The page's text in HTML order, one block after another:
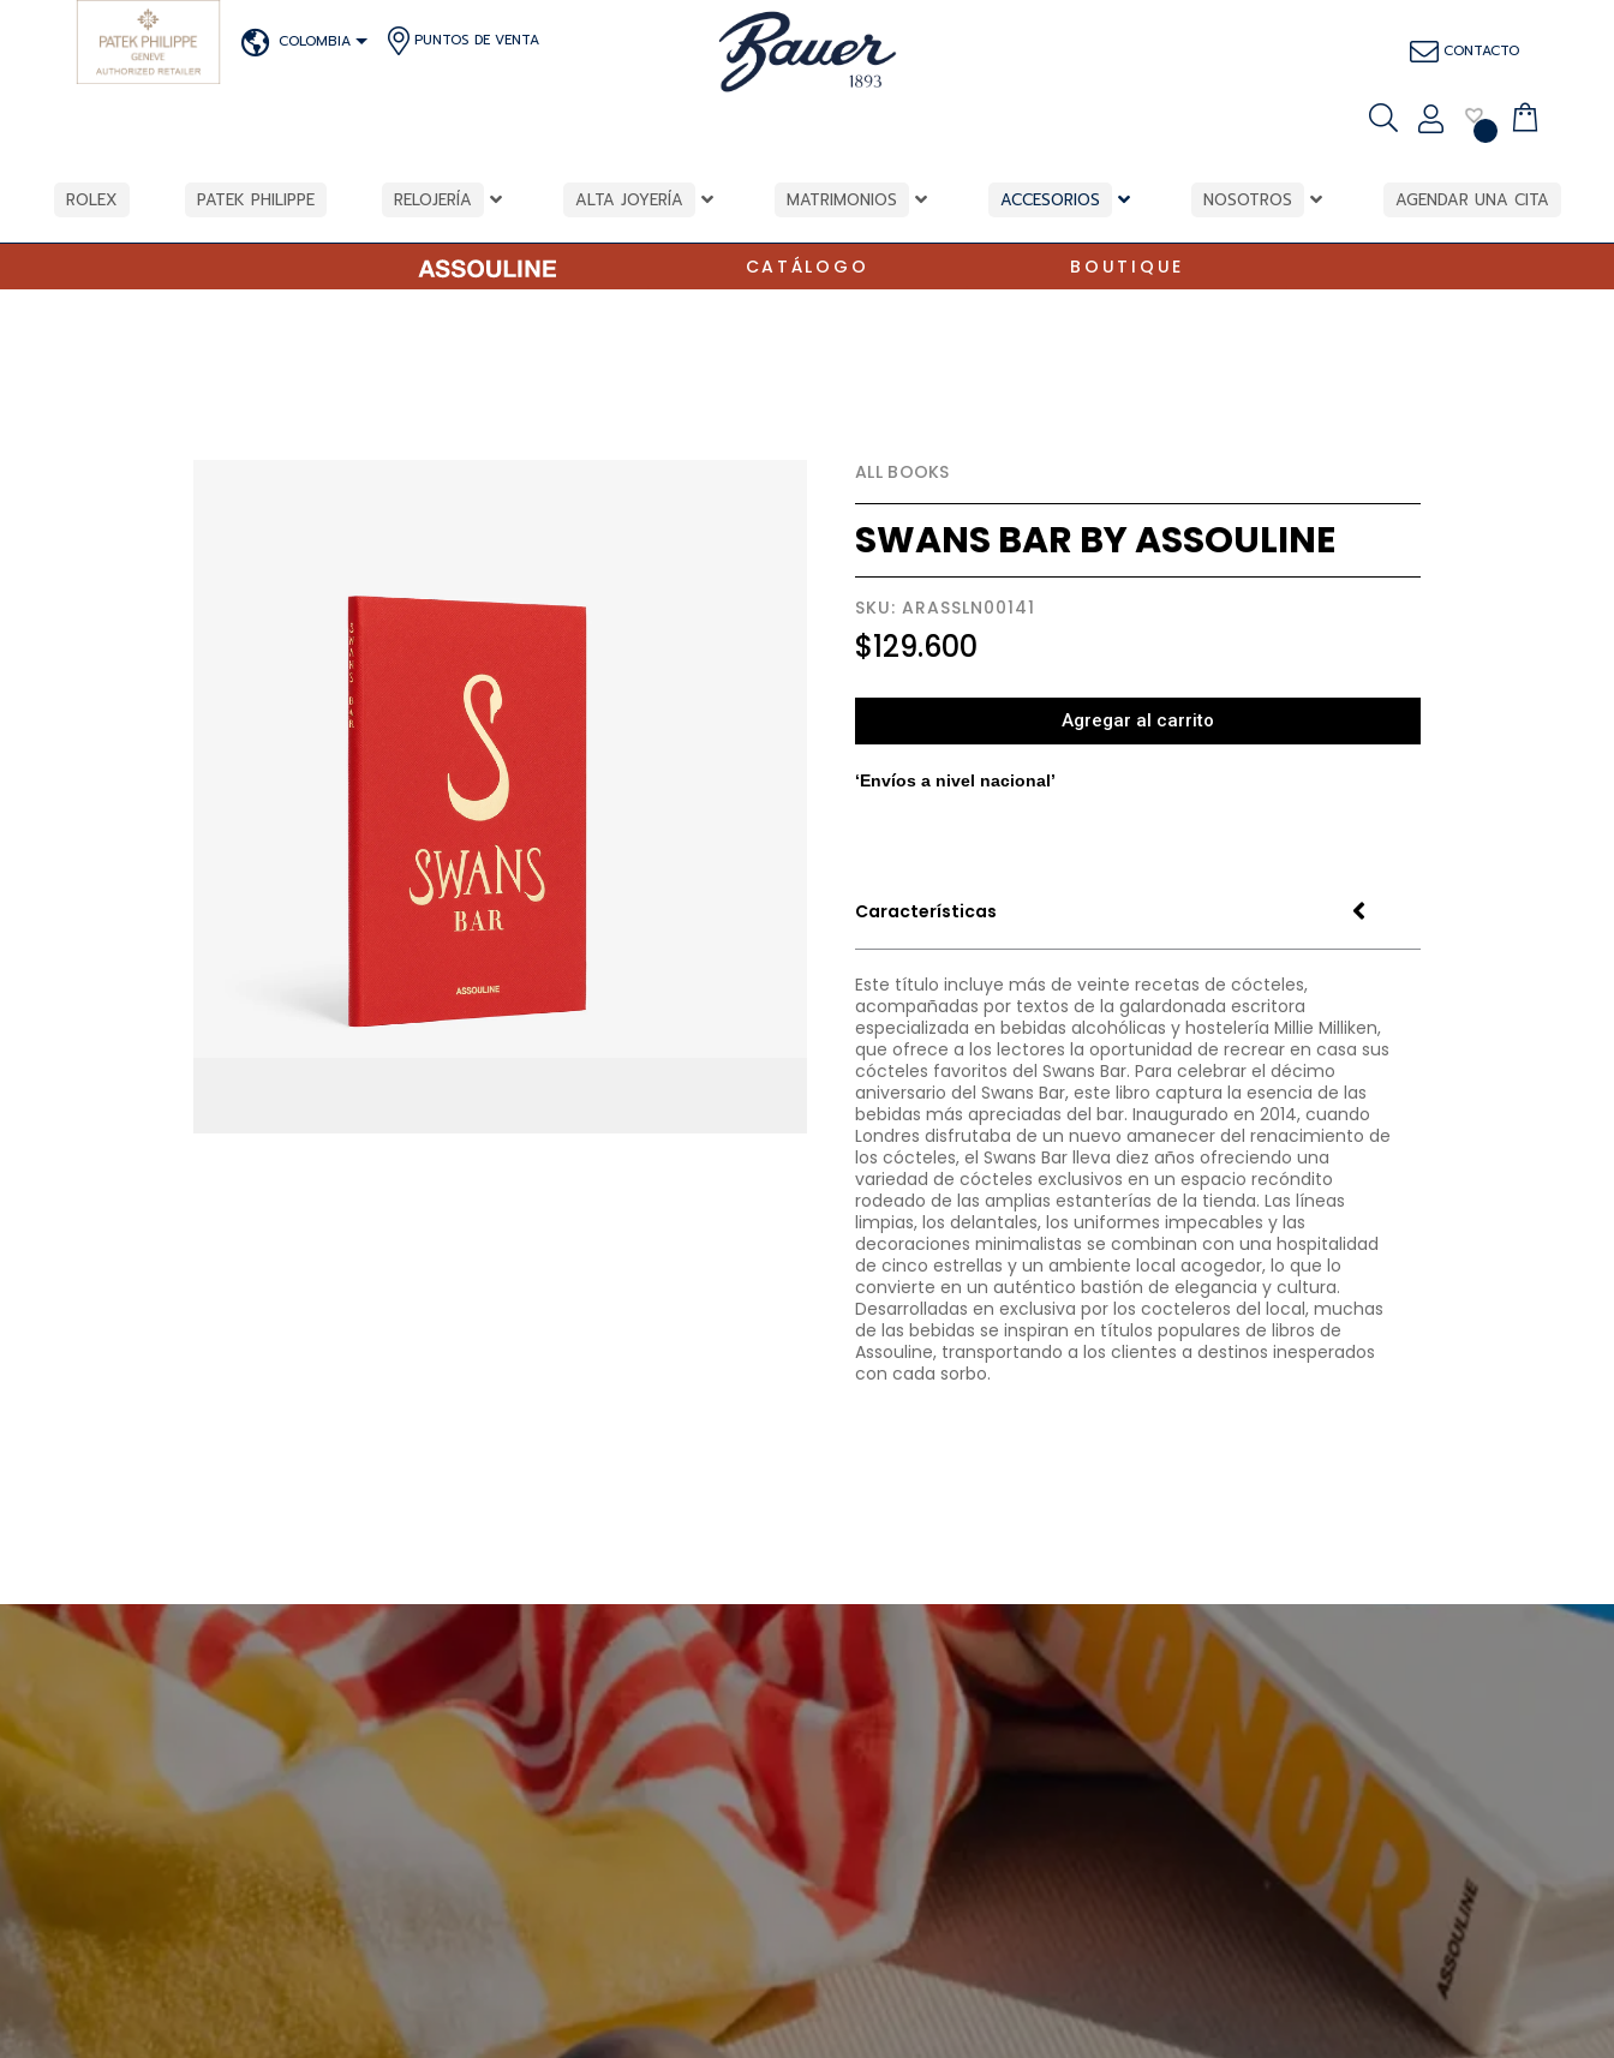
COLOMBIA PUNTOS DE VENTA
CONTACTO
ROLEX PATEK PHILIPPE RELOJERÍA ALTA JOYERÍA MATRIMONIOS ACCESORIOS NOSOTROS AGENDAR UNA CITA
CATÁLOGO BOUTIQUE
ALL BOOKS
SWANS BAR BY ASSOULINE
SKU: ARASSLN00141
$129.600
Agregar al carrito
‘Envíos a nivel nacional’
Características
Este título incluye más de veinte recetas de cócteles,
acompañadas por textos de la galardonada escritora
especializada en bebidas alcohólicas y hostelería Millie Milliken,
que ofrece a los lectores la oportunidad de recrear en casa sus
cócteles favoritos del Swans Bar. Para celebrar el décimo
aniversario del Swans Bar, este libro captura la esencia de las
bebidas más apreciadas del bar. Inaugurado en 2014, cuando
Londres disfrutaba de un nuevo amanecer del renacimiento de
los cócteles, el Swans Bar lleva diez años ofreciendo una
variedad de cócteles exclusivos en un espacio recóndito
rodeado de las amplias estanterías de la tienda. Las líneas
limpias, los delantales, los uniformes impecables y las
decoraciones minimalistas se combinan con una hospitalidad
de cinco estrellas y un ambiente local acogedor, lo que lo
convierte en un auténtico bastión de elegancia y cultura.
Desarrolladas en exclusiva por los cocteleros del local, muchas
de las bebidas se inspiran en títulos populares de libros de
Assouline, transportando a los clientes a destinos inesperados
con cada sorbo.